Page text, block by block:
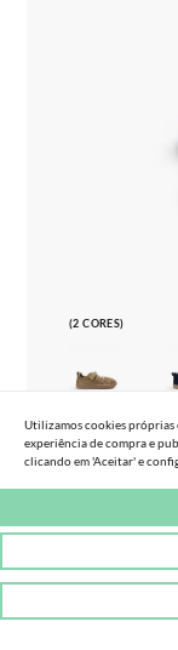
(2 CORES)
27
SAPATILHAS
Utilizamos cookies próprias
experiência de compra e
clicando em 'Aceitar' e